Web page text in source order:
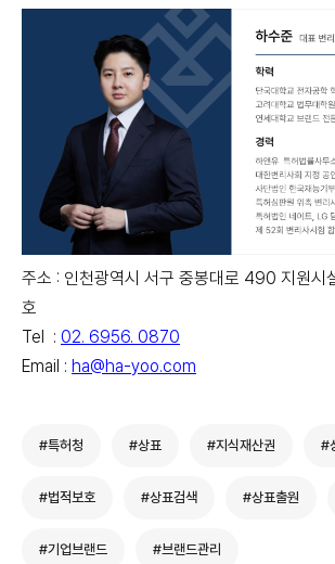
주소 : 인천광역시 서구 중봉대로 490 지원시
호
Tel : 02. 6956. 0870
Email : ha@ha-yoo.com
#특허청 #상표 #지식재산권 #
#법적보호 #상표검색 #상표출원
#기업브랜드 #브랜드관리